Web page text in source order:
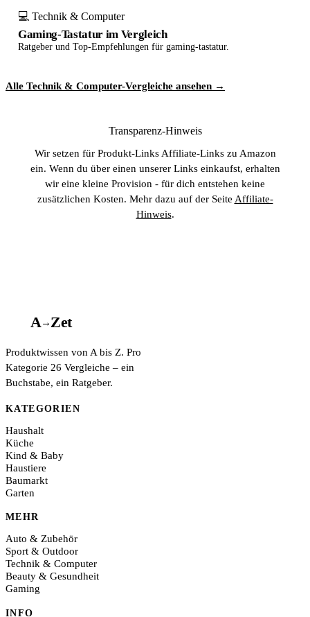
💻 Technik & Computer
Gaming-Tastatur im Vergleich
Ratgeber und Top-Empfehlungen für gaming-tastatur.
Alle Technik & Computer-Vergleiche ansehen →
Transparenz-Hinweis
Wir setzen für Produkt-Links Affiliate-Links zu Amazon
ein. Wenn du über einen unserer Links einkaufst, erhalten
wir eine kleine Provision - für dich entstehen keine
zusätzlichen Kosten. Mehr dazu auf der Seite Affiliate-
Hinweis.
A→Zet
Produktwissen von A bis Z. Pro
Kategorie 26 Vergleiche – ein
Buchstabe, ein Ratgeber.
KATEGORIEN
Haushalt
Küche
Kind & Baby
Haustiere
Baumarkt
Garten
MEHR
Auto & Zubehör
Sport & Outdoor
Technik & Computer
Beauty & Gesundheit
Gaming
INFO